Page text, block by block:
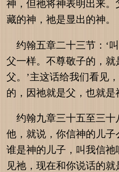
神，但祂将神表明出来
藏的神，祂是显出的神。
约翰五章二十三节：‘
父一样。不尊敬子的，就
父。’主这话给我们看见
的，因祂就是父，也就是
约翰九章三十五至三
他，就说，你信神的儿子
谁是神的儿子，叫我信
见祂，现在和你说话的